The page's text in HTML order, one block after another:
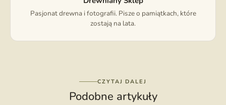
Pasjonat drewna i fotografii. Pisze o pamiątkach, które
zostają na lata.
CZYTAJ DALEJ
Podobne artykuły